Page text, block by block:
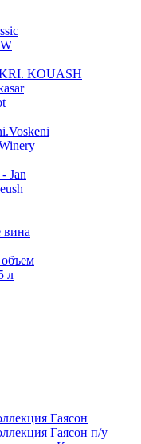
KOUASH
Jan
л
Гаясон
Гаясон п/у